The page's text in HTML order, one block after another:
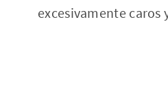
excesivamente